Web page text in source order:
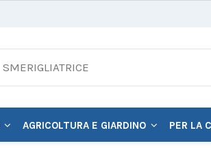
AGRICOLTURA E GIARDINO PER LA